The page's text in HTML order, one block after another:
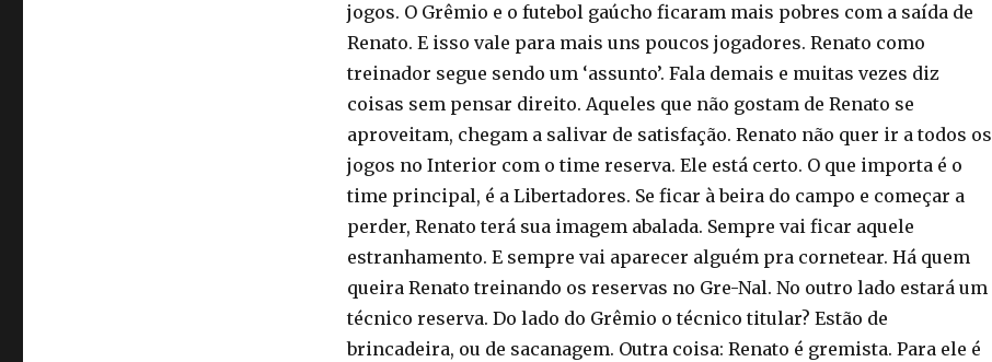
jogos. O Grêmio e o futebol gaúcho ficaram mais pobres com a saída de
Renato. E isso vale para mais uns poucos jogadores. Renato como
treinador segue sendo um ‘assunto’. Fala demais e muitas vezes diz
coisas sem pensar direito. Aqueles que não gostam de Renato se
aproveitam, chegam a salivar de satisfação. Renato não quer ir a todos os
jogos no Interior com o time reserva. Ele está certo. O que importa é o
time principal, é a Libertadores. Se ficar à beira do campo e começar a
perder, Renato terá sua imagem abalada. Sempre vai ficar aquele
estranhamento. E sempre vai aparecer alguém pra cornetear. Há quem
queira Renato treinando os reservas no Gre-Nal. No outro lado estará um
técnico reserva. Do lado do Grêmio o técnico titular? Estão de
brincadeira, ou de sacanagem. Outra coisa: Renato é gremista. Para ele é